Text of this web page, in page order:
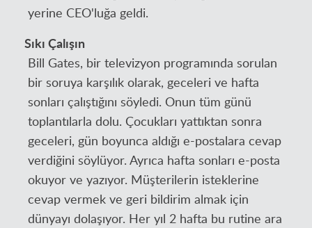
yerine CEO'luğa geldi.
Sıkı Çalışın
Bill Gates, bir televizyon programında sorulan
bir soruya karşılık olarak, geceleri ve hafta
sonları çalıştığını söyledi. Onun tüm günü
toplantılarla dolu. Çocukları yattıktan sonra
geceleri, gün boyunca aldığı e-postalara cevap
verdiğini söylüyor. Ayrıca hafta sonları e-posta
okuyor ve yazıyor. Müşterilerin isteklerine
cevap vermek ve geri bildirim almak için
dünyayı dolaşıyor. Her yıl 2 hafta bu rutine ara